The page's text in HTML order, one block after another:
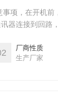
项，在开机
器连接到回路
直至其显示关
厂商性质
生产厂家